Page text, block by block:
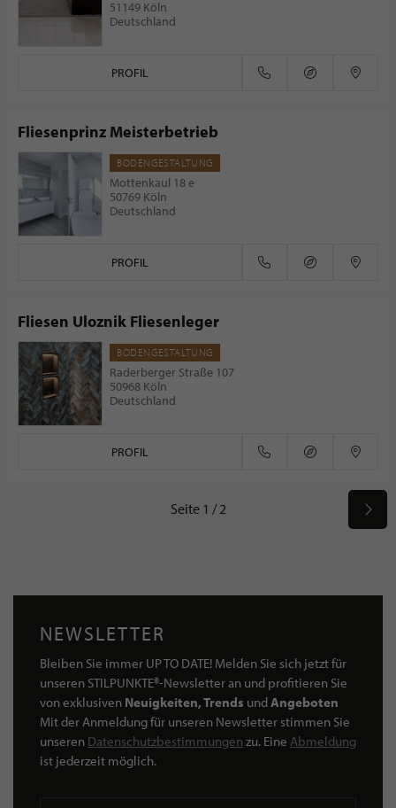
51149 Köln
Deutschland
PROFIL
Fliesenprinz Meisterbetrieb
BODENGESTALTUNG
Mottenkaul 18 e
50769 Köln
Deutschland
PROFIL
Fliesen Uloznik Fliesenleger
BODENGESTALTUNG
Raderberger Straße 107
50968 Köln
Deutschland
PROFIL
Seite 1 / 2
NEWSLETTER
Bleiben Sie immer UP TO DATE! Melden Sie sich jetzt für
unseren STILPUNKTE®-Newsletter an und profitieren Sie
von exklusiven Neuigkeiten, Trends undAngeboten
Mit der Anmeldung für unseren Newsletter stimmen Sie
unseren Datenschutzbestimmungen zu. Eine Abmeldung
ist jederzeit möglich.